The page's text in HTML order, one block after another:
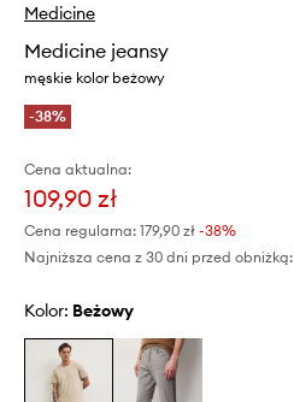
Medicine
Medicine jeansy
męskie kolor beżowy
-38%
Cena aktualna:
109,90 zł
Cena regularna: 179,90 zł -38%
Najniższa cena z 30 dni przed obniżką:
Kolor: beżowy